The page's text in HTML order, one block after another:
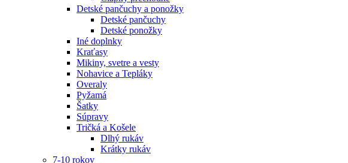
Detské pančuchy a ponožky
Detské pančuchy
Detské ponožky
Iné doplnky
Kraťasy
Mikiny, svetre a vesty
Nohavice a Tepláky
Overaly
Pyžamá
Šatky
Súpravy
Tričká a Košele
Dlhý rukáv
Krátky rukáv
7-10 rokov